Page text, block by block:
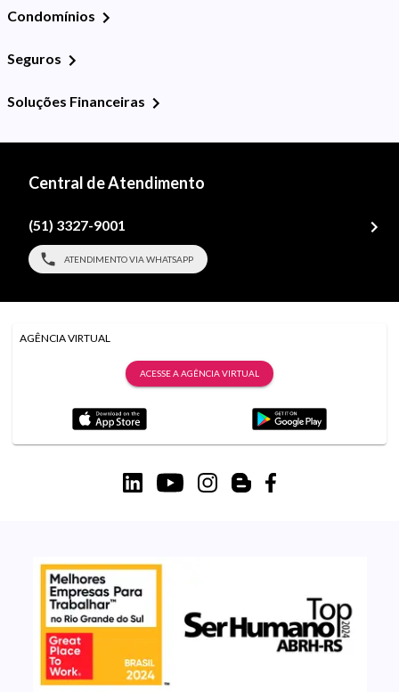
Condomínios
Seguros
Soluções Financeiras
Central de Atendimento
(51) 3327-9001
ATENDIMENTO VIA WHATSAPP
AGÊNCIA VIRTUAL
ACESSE A AGÊNCIA VIRTUAL